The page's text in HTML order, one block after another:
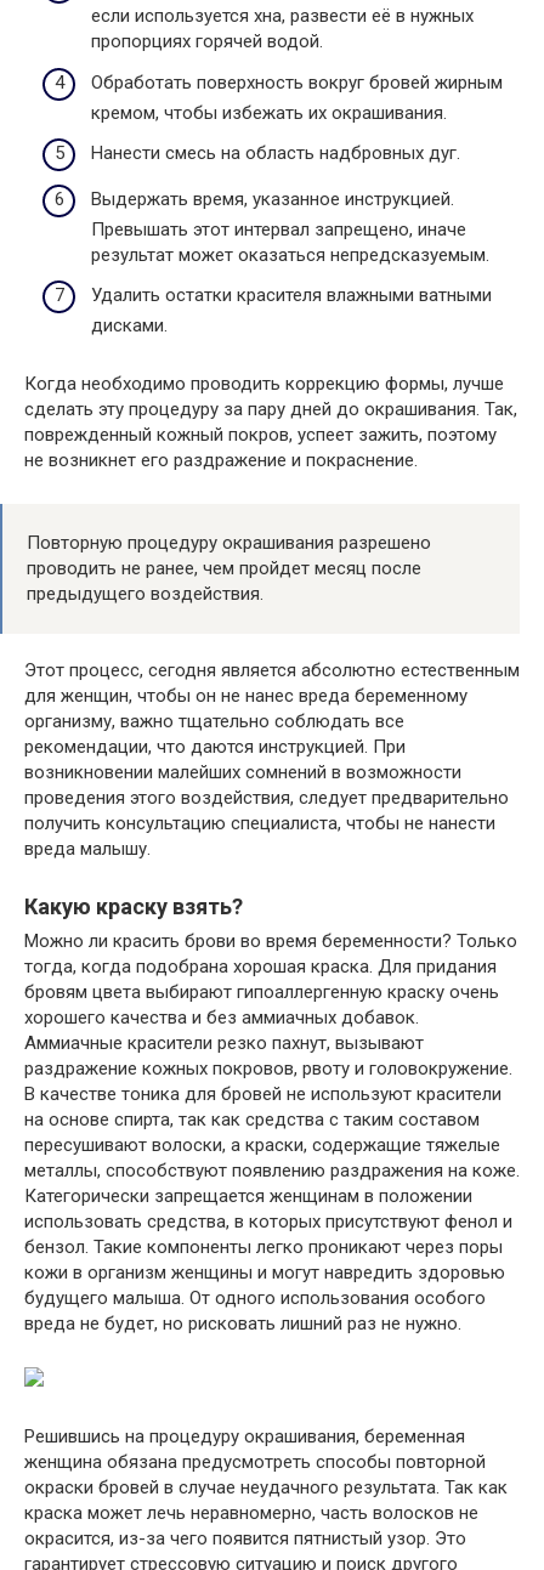
если используется хна, развести её в нужных
пропорциях горячей водой.
Обработать поверхность вокруг бровей жирным
кремом, чтобы избежать их окрашивания.
Нанести смесь на область надбровных дуг.
Выдержать время, указанное инструкцией.
Превышать этот интервал запрещено, иначе
результат может оказаться непредсказуемым.
Удалить остатки красителя влажными ватными
дисками.
Когда необходимо проводить коррекцию формы, лучше
сделать эту процедуру за пару дней до окрашивания. Так,
поврежденный кожный покров, успеет зажить, поэтому
не возникнет его раздражение и покраснение.
Повторную процедуру окрашивания разрешено
проводить не ранее, чем пройдет месяц после
предыдущего воздействия.
Этот процесс, сегодня является абсолютно естественным
для женщин, чтобы он не нанес вреда беременному
организму, важно тщательно соблюдать все
рекомендации, что даются инструкцией. При
возникновении малейших сомнений в возможности
проведения этого воздействия, следует предварительно
получить консультацию специалиста, чтобы не нанести
вреда малышу.
Какую краску взять?
Можно ли красить брови во время беременности? Только
тогда, когда подобрана хорошая краска. Для придания
бровям цвета выбирают гипоаллергенную краску очень
хорошего качества и без аммиачных добавок.
Аммиачные красители резко пахнут, вызывают
раздражение кожных покровов, рвоту и головокружение.
В качестве тоника для бровей не используют красители
на основе спирта, так как средства с таким составом
пересушивают волоски, а краски, содержащие тяжелые
металлы, способствуют появлению раздражения на коже.
Категорически запрещается женщинам в положении
использовать средства, в которых присутствуют фенол и
бензол. Такие компоненты легко проникают через поры
кожи в организм женщины и могут навредить здоровью
будущего малыша. От одного использования особого
вреда не будет, но рисковать лишний раз не нужно.
Решившись на процедуру окрашивания, беременная
женщина обязана предусмотреть способы повторной
окраски бровей в случае неудачного результата. Так как
краска может лечь неравномерно, часть волосков не
окрасится, из-за чего появится пятнистый узор. Это
гарантирует стрессовую ситуацию и поиск другого